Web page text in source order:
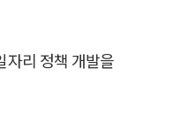
자리 정책 개발을